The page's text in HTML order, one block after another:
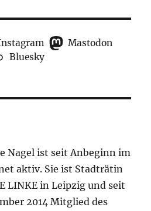
Mastodon
Bluesky
Nagel ist seit Anbeginn im
aktiv. Sie ist Stadträtin
LINKE in Leipzig und seit
2014 Mitglied des